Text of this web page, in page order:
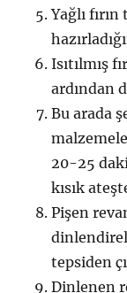
Yağlı
Isıtılmış
ardından
Bu arada
20-25
kısık
Pişen
tepsiden
Dinlenen